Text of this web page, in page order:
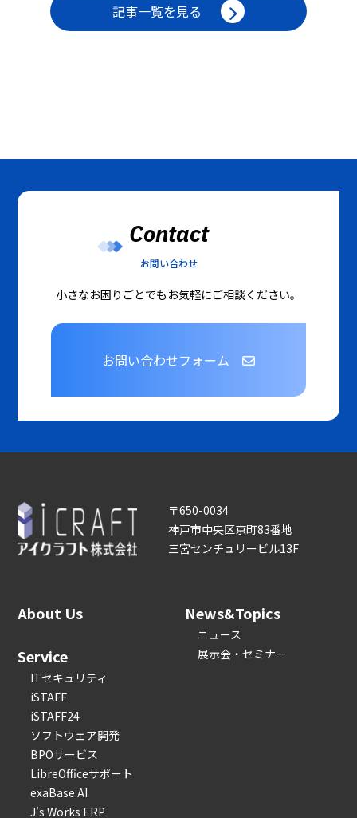
記事一覧を見る
Contact
お問い合わせ
小さなお困りごとでもお気軽にご相談ください。
お問い合わせフォーム
〒650-0034
神戸市中央区京町83番地
三宮センチュリービル13F
About Us
Service
ITセキュリティ
iSTAFF
iSTAFF24
ソフトウェア開発
BPOサービス
LibreOfficeサポート
exaBase AI
J's Works ERP
News&Topics
ニュース
展示会・セミナー